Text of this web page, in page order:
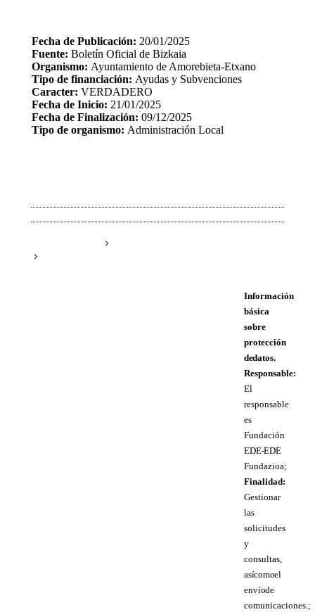
Fecha de Publicación: 20/01/2025
Fuente: Boletín Oficial de Bizkaia
Organismo: Ayuntamiento de Amorebieta-Etxano
Tipo de financiación: Ayudas y Subvenciones
Caracter: VERDADERO
Fecha de Inicio: 21/01/2025
Fecha de Finalización: 09/12/2025
Tipo de organismo: Administración Local
Información
básica
sobre
protección
de datos.
Responsable:
El
responsable
es
Fundación
EDE- EDE
Fundazioa;
Finalidad:
Gestionar
las
solicitudes
y
consultas,
así como el
envío de
comunicaciones.;